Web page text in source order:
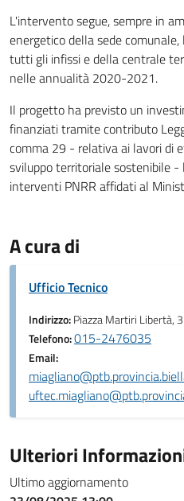
L'intervento segue, sempre in
energetico della sede
tutti gli infissi e della centrale
nelle annualità 2020-2021.
Il progetto ha previsto un
finanziati tramite contributo
comma 29 - relativa ai lavori di
sviluppo territoriale sostenibile
interventi PNRR affidati al
A cura di
Ufficio Tecnico
Indirizzo:Piazza Martiri Libertà,
Telefono:015-2476035
Email:
Ulteriori
Ultimo aggiornamento